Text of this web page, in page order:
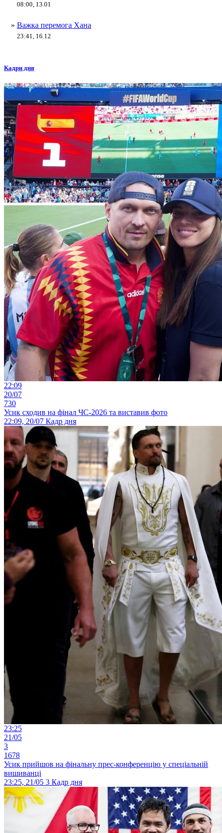
08:00, 13.01
» Важка перемога Хана
23:41, 16.12
Кадри дня
22:09
20/07
730
Усик сходив на фінал ЧС-2026 та виставив фото
22:09, 20/07 Кадр дня
23:25
21/05
3
1678
Усик прийшов на фінальну прес-конференцію у спеціальній
вишиванці
23:25, 21/05 3 Кадр дня